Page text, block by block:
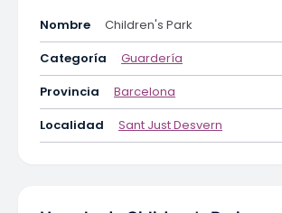
Nombre
Children's Park
Categoría
Guardería
Provincia
Barcelona
Localidad
Sant Just Desvern